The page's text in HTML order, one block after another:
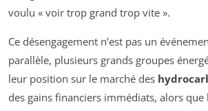
voulu « voir trop grand trop vite ».
Ce désengagement n’est pas un
parallèle, plusieurs grands groupes
leur position sur le marché des
des gains financiers immédiats, alors que